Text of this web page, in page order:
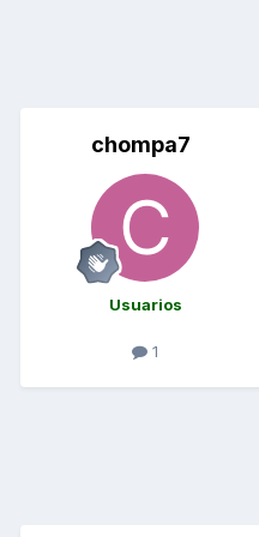
chompa7
Usuarios
1